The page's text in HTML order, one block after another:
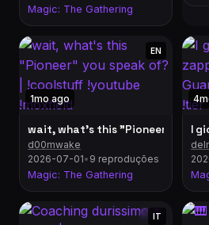
Magic: The Gathering
1mo ago
EN
wait, what's this "Pioneer" you
d00mwake
2026-07-01• 9 reproduções
Magic: The Gathering
I
IT